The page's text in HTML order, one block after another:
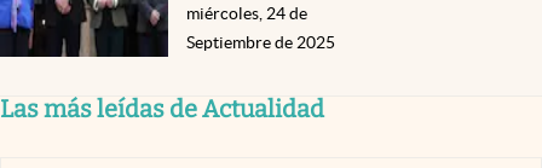
miércoles, 24 de
Septiembre de 2025
Las más leídas de Actualidad